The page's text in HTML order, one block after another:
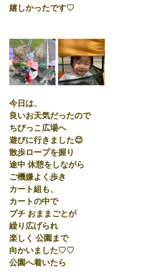
嬉しかったです♡
今日は、
良いお天気だったので
ちびっこ広場へ
遊びに行きました😊
散歩ロープを握り
途中 休憩をしながら
ご機嫌よく歩き
カート組も、
カートの中で
プチ おままごとが
繰り広げられ
楽しく 公園まで
向かいました♡♡
公園へ着いたら